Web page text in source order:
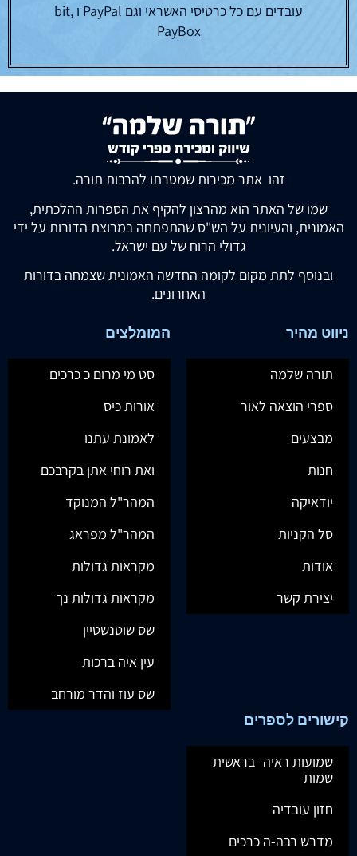
עובדים עם כל כרטיסי האשראי וגם PayPal ו bit,
PayBox
זהו אתר מכירות שמטרתו להרבות תורה.
שמו של האתר הוא מהרצון להקיף את הספרות ההלכתית,
האמונית, והעיונית על הש"ס שהתפתחה במרוצת הדורות על ידי
גדולי הרוח של עם ישראל.
ובנוסף לתת מקום לקומה החדשה האמונית שצמחה בדורות
האחרונים.
ניווט מהיר
תורה שלמה
ספרי הוצאה לאור
מבצעים
חנות
יודאיקה
סל הקניות
אודות
יצירת קשר
המומלצים
סט מי מרום כ כרכים
אורות כיס
לאמונת עתנו
ואת רוחי אתן בקרבכם
המהר"ל המנוקד
המהר"ל מפראג
מקראות גדולות
מקראות גדולות נך
שס שוטנשטיין
עין איה ברכות
שס עוז והדר מורחב
קישורים לספרים
שמועות ראיה- בראשית
שמות
חזון עובדיה
מדרש רבה-ה כרכים